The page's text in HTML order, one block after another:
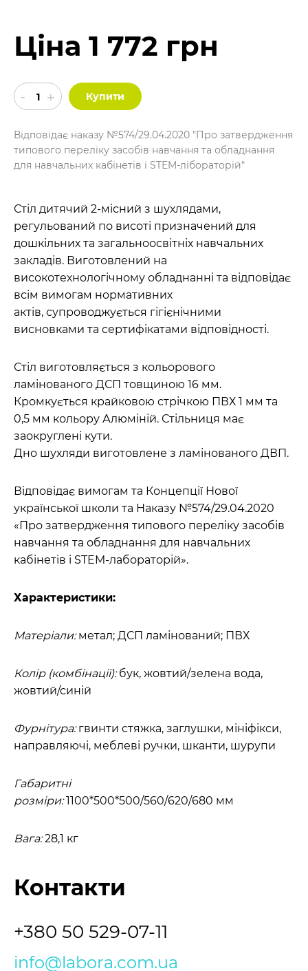
Ціна 1 772 грн
Купити
Відповідає наказу №574/29.04.2020 "Про затвердження
типового переліку засобів навчання та обладнання
для навчальних кабінетів і STEM-лібораторій"
Стіл дитячий 2-місний з шухлядами,
регульований по висоті призначений для
дошкільних та загальноосвітніх навчальних
закладів. Виготовлений на
високотехнологічному обладнанні та відповідає
всім вимогам нормативних
актів, супроводжується гігієнічними
висновками та сертифікатами відповідності.
Стіл виготовляється з кольорового
ламінованого ДСП товщиною 16 мм.
Кромкується крайковою стрічкою ПВХ 1 мм та
0,5 мм кольору Алюміній. Стільниця має
заокруглені кути.
Дно шухляди виготовлене з ламінованого ДВП.
Відповідає вимогам та Концепції Нової
української школи та Наказу №574/29.04.2020
«Про затвердження типового переліку засобів
навчання та обладнання для навчальних
кабінетів і STEM-лабораторій».
Характеристики:
Матеріали:метал; ДСП ламінований; ПВХ
Колір (комбінації):бук, жовтий/зелена вода,
жовтий/синій
Фурнітура:гвинти стяжка, заглушки, мініфікси,
направляючі, меблеві ручки, шканти, шурупи
Габаритні
розміри:1100*500*500/560/620/680 мм
Вага:28,1 кг
Контакти
+380 50 529-07-11
info@labora.com.ua